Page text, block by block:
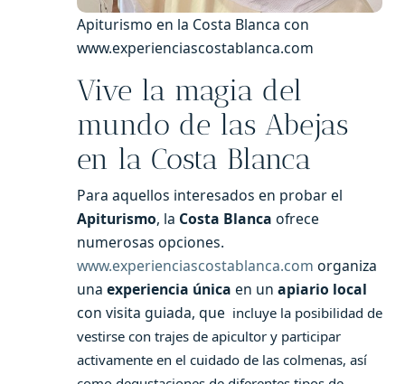
Apiturismo en la Costa Blanca con
www.experienciascostablanca.com
Vive la magia del
mundo de las Abejas
en la Costa Blanca
Para aquellos interesados en probar el
Apiturismo, la Costa Blanca ofrece
numerosas opciones.
www.experienciascostablanca.com organiza
una experiencia única en un apiario local
con visita guiada, que incluye la posibilidad de
vestirse con trajes de apicultor y participar
activamente en el cuidado de las colmenas, así